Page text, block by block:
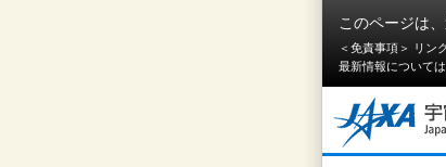
このページは
＜免責事項＞ リン
最新情報については